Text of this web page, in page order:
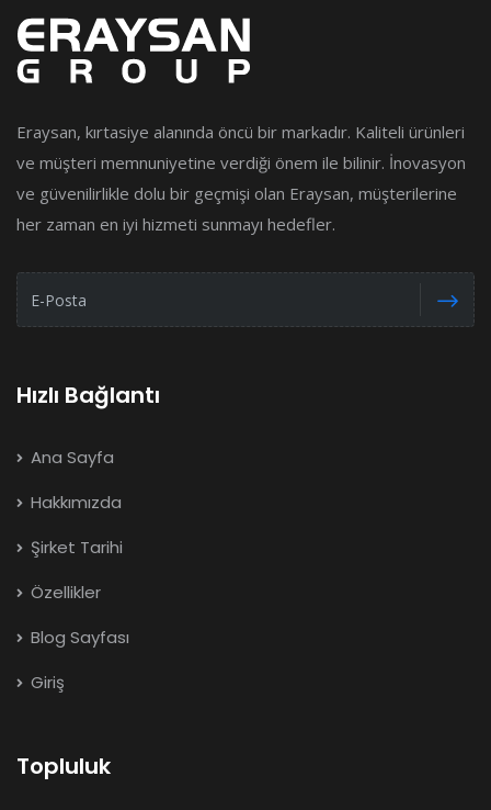
Eraysan, kırtasiye alanında öncü bir markadır. Kaliteli ürünleri
ve müşteri memnuniyetine verdiği önem ile bilinir. İnovasyon
ve güvenilirlikle dolu bir geçmişi olan Eraysan, müşterilerine
her zaman en iyi hizmeti sunmayı hedefler.
Hızlı Bağlantı
Ana Sayfa
Hakkımızda
Şirket Tarihi
Özellikler
Blog Sayfası
Giriş
Topluluk